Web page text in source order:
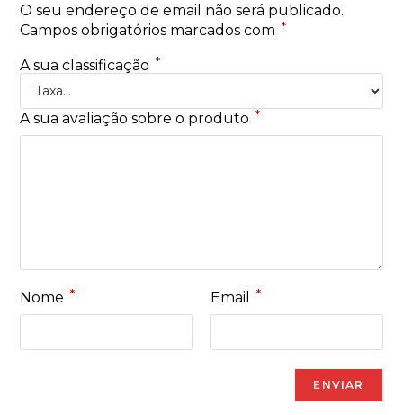
O seu endereço de email não será publicado.
Campos obrigatórios marcados com *
A sua classificação *
A sua avaliação sobre o produto *
Nome * Email *